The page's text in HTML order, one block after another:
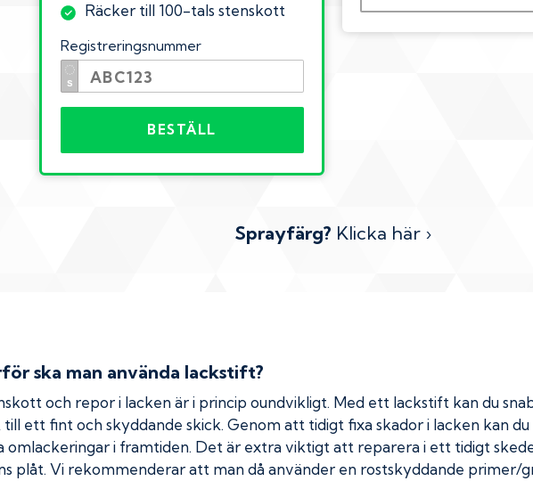
Räcker till 100-tals stenskott
Registreringsnummer
BESTÄLL
Sprayfärg? Klicka här ›
ska man använda lackstift?
och repor i lacken är i princip oundvikligt. Med ett lackstift kan du
till ett fint och skyddande skick. Genom att tidigt fixa skador i lacken kan
omlackeringar i framtiden. Det är extra viktigt att reparera i ett tidigt
plåt. Vi rekommenderar att man då använder en rostskyddande primer/